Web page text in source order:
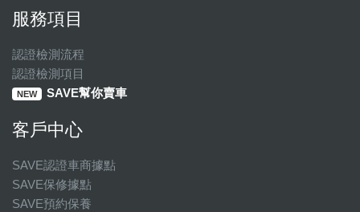
服務項目
認證檢測流程
認證檢測項目
NEW SAVE幫你賣車
客戶中心
SAVE認證車商據點
SAVE保修據點
SAVE預約保養